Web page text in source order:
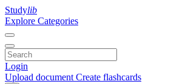
Studylib
Explore Categories
Login
Upload document Create flashcards